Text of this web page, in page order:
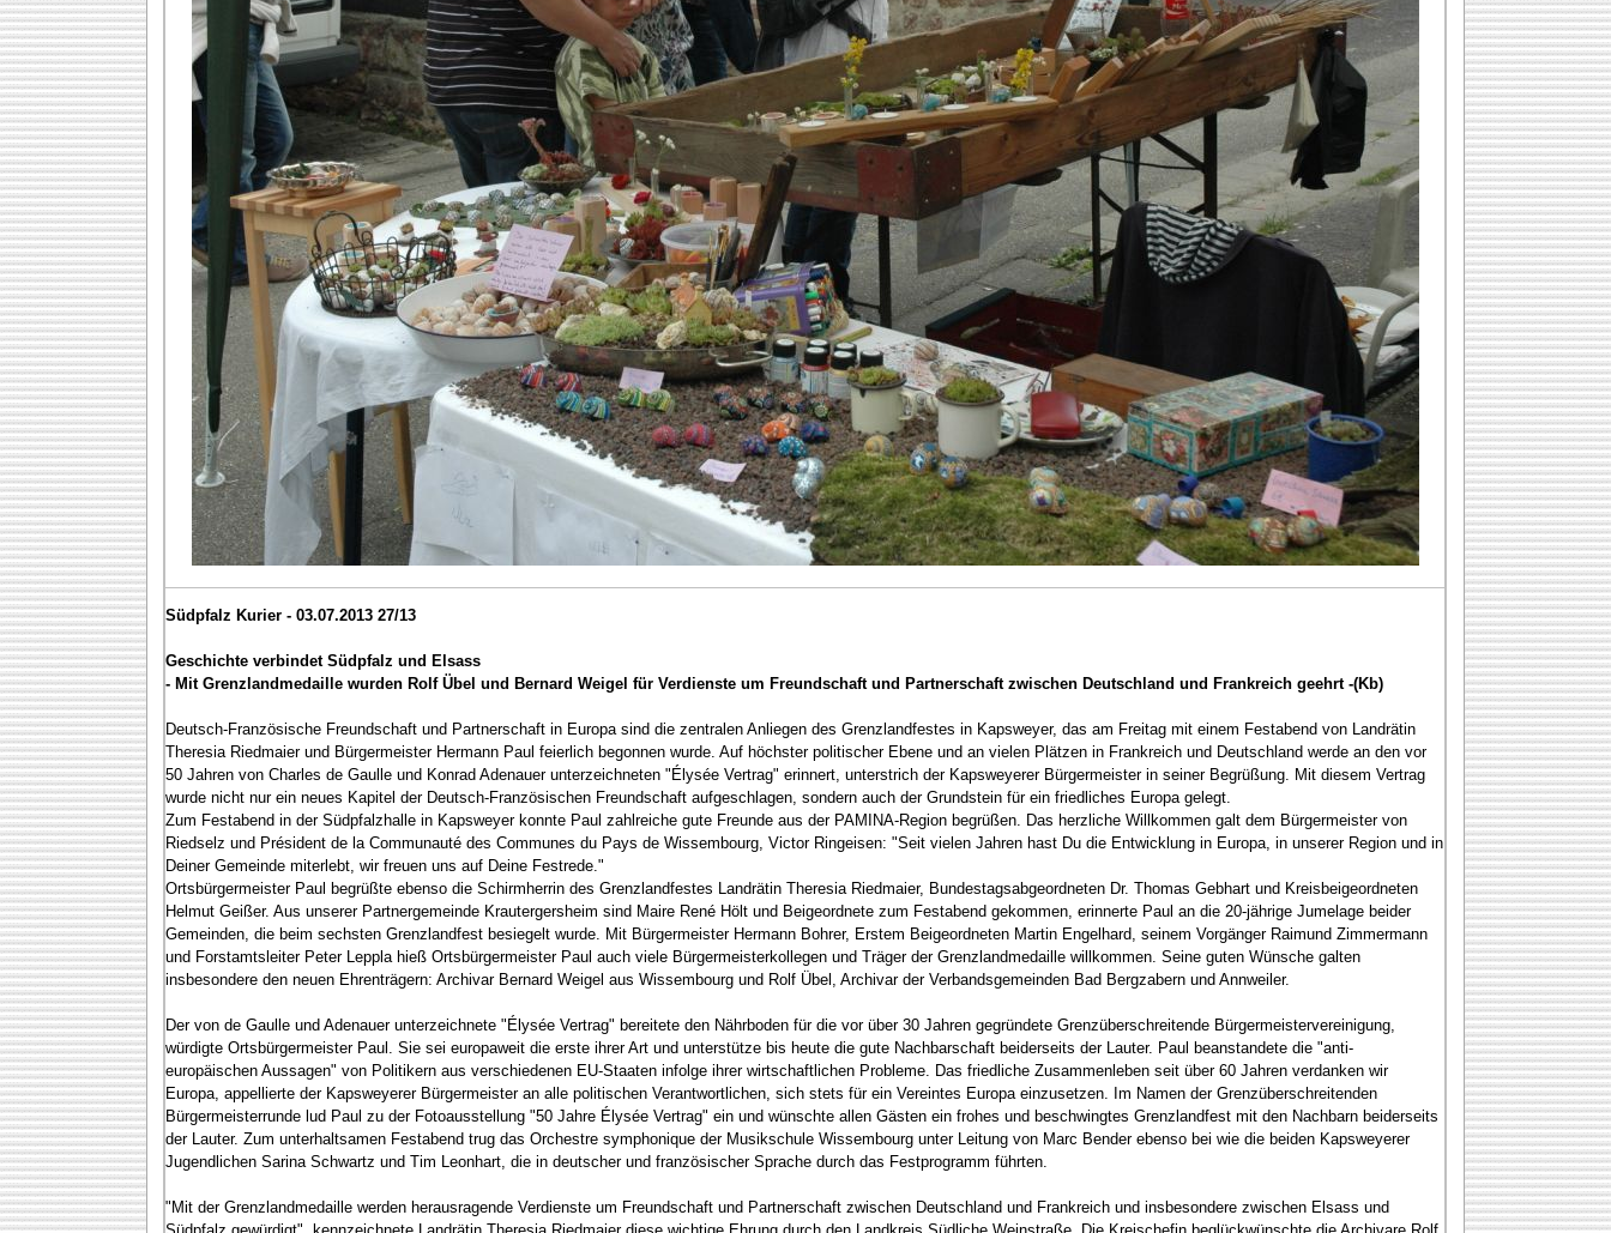
Südpfalz Kurier - 03.07.2013 27/13
Geschichte verbindet Südpfalz und Elsass
- Mit Grenzlandmedaille wurden Rolf Übel und Bernard Weigel für Verdienste um Freundschaft und Partnerschaft zwischen Deutschland und Frankreich geehrt -(Kb)
Deutsch-Französische Freundschaft und Partnerschaft in Europa sind die zentralen Anliegen des Grenzlandfestes in Kapsweyer, das am Freitag mit einem Festabend von Landrätin
Theresia Riedmaier und Bürgermeister Hermann Paul feierlich begonnen wurde. Auf höchster politischer Ebene und an vielen Plätzen in Frankreich und Deutschland werde an den vor
50 Jahren von Charles de Gaulle und Konrad Adenauer unterzeichneten "Élysée Vertrag" erinnert, unterstrich der Kapsweyerer Bürgermeister in seiner Begrüßung. Mit diesem Vertrag
wurde nicht nur ein neues Kapitel der Deutsch-Französischen Freundschaft aufgeschlagen, sondern auch der Grundstein für ein friedliches Europa gelegt.
Zum Festabend in der Südpfalzhalle in Kapsweyer konnte Paul zahlreiche gute Freunde aus der PAMINA-Region begrüßen. Das herzliche Willkommen galt dem Bürgermeister von
Riedselz und Président de la Communauté des Communes du Pays de Wissembourg, Victor Ringeisen: "Seit vielen Jahren hast Du die Entwicklung in Europa, in unserer Region und in
Deiner Gemeinde miterlebt, wir freuen uns auf Deine Festrede."
Ortsbürgermeister Paul begrüßte ebenso die Schirmherrin des Grenzlandfestes Landrätin Theresia Riedmaier, Bundestagsabgeordneten Dr. Thomas Gebhart und Kreisbeigeordneten
Helmut Geißer. Aus unserer Partnergemeinde Krautergersheim sind Maire René Hölt und Beigeordnete zum Festabend gekommen, erinnerte Paul an die 20-jährige Jumelage beider
Gemeinden, die beim sechsten Grenzlandfest besiegelt wurde. Mit Bürgermeister Hermann Bohrer, Erstem Beigeordneten Martin Engelhard, seinem Vorgänger Raimund Zimmermann
und Forstamtsleiter Peter Leppla hieß Ortsbürgermeister Paul auch viele Bürgermeisterkollegen und Träger der Grenzlandmedaille willkommen. Seine guten Wünsche galten
insbesondere den neuen Ehrenträgern: Archivar Bernard Weigel aus Wissembourg und Rolf Übel, Archivar der Verbandsgemeinden Bad Bergzabern und Annweiler.
Der von de Gaulle und Adenauer unterzeichnete "Élysée Vertrag" bereitete den Nährboden für die vor über 30 Jahren gegründete Grenzüberschreitende Bürgermeistervereinigung,
würdigte Ortsbürgermeister Paul. Sie sei europaweit die erste ihrer Art und unterstütze bis heute die gute Nachbarschaft beiderseits der Lauter. Paul beanstandete die "anti-
europäischen Aussagen" von Politikern aus verschiedenen EU-Staaten infolge ihrer wirtschaftlichen Probleme. Das friedliche Zusammenleben seit über 60 Jahren verdanken wir
Europa, appellierte der Kapsweyerer Bürgermeister an alle politischen Verantwortlichen, sich stets für ein Vereintes Europa einzusetzen. Im Namen der Grenzüberschreitenden
Bürgermeisterrunde lud Paul zu der Fotoausstellung "50 Jahre Élysée Vertrag" ein und wünschte allen Gästen ein frohes und beschwingtes Grenzlandfest mit den Nachbarn beiderseits
der Lauter. Zum unterhaltsamen Festabend trug das Orchestre symphonique der Musikschule Wissembourg unter Leitung von Marc Bender ebenso bei wie die beiden Kapsweyerer
Jugendlichen Sarina Schwartz und Tim Leonhart, die in deutscher und französischer Sprache durch das Festprogramm führten.
"Mit der Grenzlandmedaille werden herausragende Verdienste um Freundschaft und Partnerschaft zwischen Deutschland und Frankreich und insbesondere zwischen Elsass und